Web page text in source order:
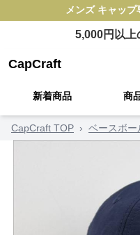
メンズ キャップ
5,000円以
CapCraft
新着商品 商
CapCraft TOP › ベースボー